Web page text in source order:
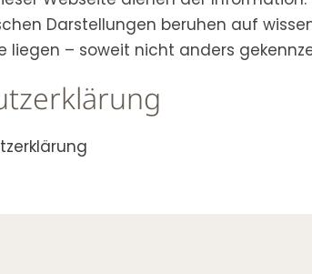
Darstellungen beruhen auf
liegen – soweit nicht anders